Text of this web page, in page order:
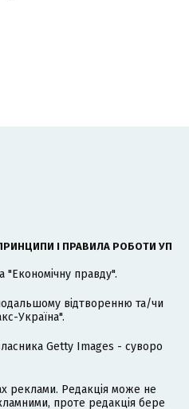
І ПРАВИЛА РОБОТИ УП
"Економічну правду".
відтворенню та/чи
Україна".
Getty Images - суворо
реклами. Редакція може не
проте редакція бере